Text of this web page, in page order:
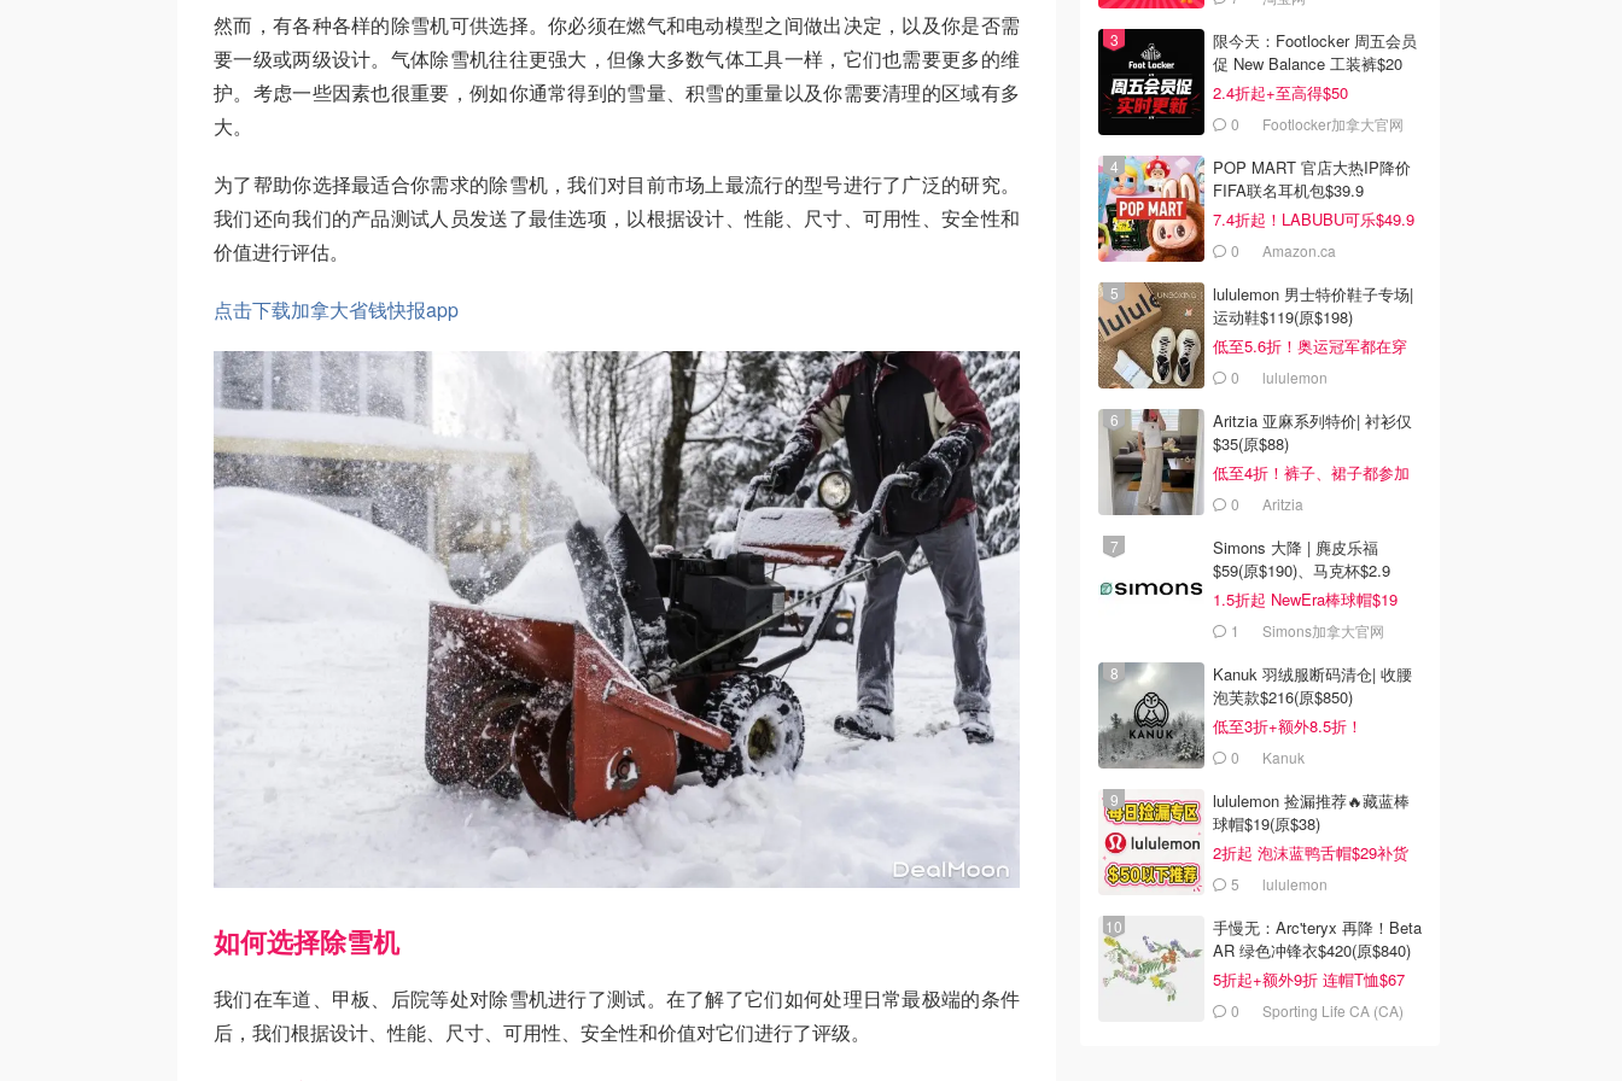
然而，有各种各样的除雪机可供选择。你必须在燃气和电动模型之间做出决定，以及你是否需
要一级或两级设计。气体除雪机往往更强大，但像大多数气体工具一样，它们也需要更多的维
护。考虑一些因素也很重要，例如你通常得到的雪量、积雪的重量以及你需要清理的区域有多
大。
为了帮助你选择最适合你需求的除雪机，我们对目前市场上最流行的型号进行了广泛的研究。
我们还向我们的产品测试人员发送了最佳选项，以根据设计、性能、尺寸、可用性、安全性和
价值进行评估。
点击下载加拿大省钱快报app
如何选择除雪机
我们在车道、甲板、后院等处对除雪机进行了测试。在了解了它们如何处理日常最极端的条件
后，我们根据设计、性能、尺寸、可用性、安全性和价值对它们进行了评级。
限今天：Footlocker 周五会员
促 New Balance 工装裤$20
2.4折起+至高得$50
0 Footlocker加拿大官网
POP MART 官店大热IP降价
FIFA联名耳机包$39.9
7.4折起！LABUBU可乐$49.9
0 Amazon.ca
lululemon 男士特价鞋子专场|
运动鞋$119(原$198)
低至5.6折！奥运冠军都在穿
0 lululemon
Aritzia 亚麻系列特价| 衬衫仅
$35(原$88)
低至4折！裤子、裙子都参加
0 Aritzia
Simons 大降 | 麂皮乐福
$59(原$190)、马克杯$2.9
1.5折起 NewEra棒球帽$19
1 Simons加拿大官网
Kanuk 羽绒服断码清仓| 收腰
泡芙款$216(原$850)
低至3折+额外8.5折！
0 Kanuk
lululemon 捡漏推荐🔥藏蓝棒
球帽$19(原$38)
2折起 泡沫蓝鸭舌帽$29补货
5 lululemon
手慢无：Arc'teryx 再降！Beta
AR 绿色冲锋衣$420(原$840)
5折起+额外9折 连帽T恤$67
0 Sporting Life CA (CA)